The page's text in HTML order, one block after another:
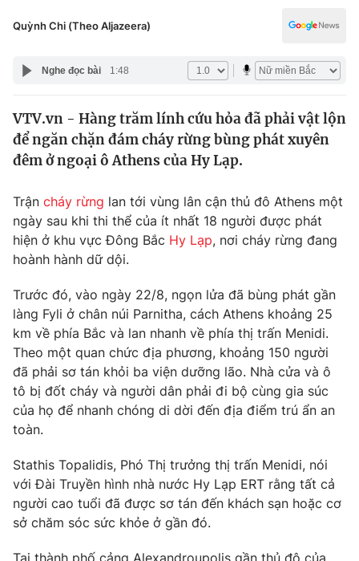
Pháp luật
Y tế
Thế giới
Tin tức
Câu chuyện quốc tế
Kinh tế
Tài chính
Thị trường
Góc doanh nghiệp
Dữ liệu và đời sống
Truyền hình
Phim VTV
Hậu trường
Nhân vật
Khán giả
Giải sao mai
Giải trí
Điện ảnh
Âm nhạc
Sao
Đời sống
Du lịch
Làm đẹp
Giáo dục
Tuyển sinh
Học trực tuyến
Hitech Công nghệ tương lai
Sản phẩm
Giao lưu trực tuyến
Công nghệ
Quỳnh Chi (Theo Aljazeera)
Nghe đọc bài 1:48
VTV.vn - Hàng trăm lính cứu hỏa đã phải vật lộn
để ngăn chặn đám cháy rừng bùng phát xuyên
đêm ở ngoại ô Athens của Hy Lạp.
Trận cháy rừng lan tới vùng lân cận thủ đô Athens một
ngày sau khi thi thể của ít nhất 18 người được phát
hiện ở khu vực Đông Bắc Hy Lạp, nơi cháy rừng đang
hoành hành dữ dội.
Trước đó, vào ngày 22/8, ngọn lửa đã bùng phát gần
làng Fyli ở chân núi Parnitha, cách Athens khoảng 25
km về phía Bắc và lan nhanh về phía thị trấn Menidi.
Theo một quan chức địa phương, khoảng 150 người
đã phải sơ tán khỏi ba viện dưỡng lão. Nhà cửa và ô
tô bị đốt cháy và người dân phải đi bộ cùng gia súc
của họ để nhanh chóng di dời đến địa điểm trú ẩn an
toàn.
Stathis Topalidis, Phó Thị trưởng thị trấn Menidi, nói
với Đài Truyền hình nhà nước Hy Lạp ERT rằng tất cả
người cao tuổi đã được sơ tán đến khách sạn hoặc cơ
sở chăm sóc sức khỏe ở gần đó.
Tại thành phố cảng Alexandroupolis gần thủ đô của